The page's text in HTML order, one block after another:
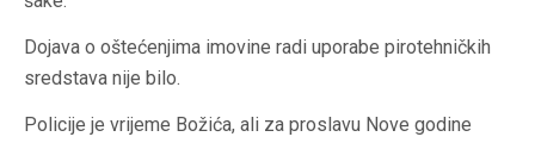
Dojava o oštećenjima imovine radi uporabe pirotehničkih
sredstava nije bilo.
Policije je vrijeme Božića, ali za proslavu Nove godine